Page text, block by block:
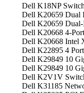
Dell K18NP
Dell K20659 Dual
Dell K20659 Dual-
Dell K20668 4-
Dell K20668 Intel
Dell K22895 4
Dell K29849 10
Dell K29849 10
Dell K2V1V
Dell K31185